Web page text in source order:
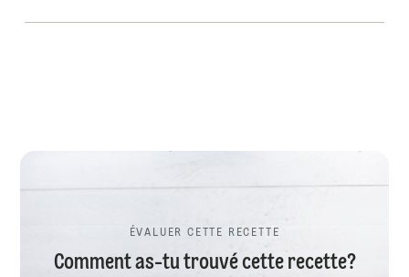
ÉVALUER CETTE RECETTE
Comment as-tu trouvé cette recette?